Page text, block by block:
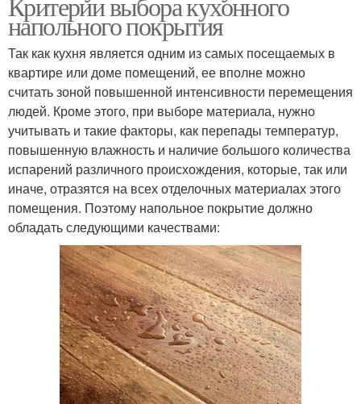
напольного покрытия
Так как кухня является одним из самых посещаемых в
квартире или доме помещений, ее вполне можно
считать зоной повышенной интенсивности перемещения
людей. Кроме этого, при выборе материала, нужно
учитывать и такие факторы, как перепады температур,
повышенную влажность и наличие большого количества
испарений различного происхождения, которые, так или
иначе, отразятся на всех отделочных материалах этого
помещения. Поэтому напольное покрытие должно
обладать следующими качествами: